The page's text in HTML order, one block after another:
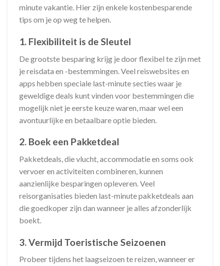
minute vakantie. Hier zijn enkele kostenbesparende
tips om je op weg te helpen.
1. Flexibiliteit is de Sleutel
De grootste besparing krijg je door flexibel te zijn met
je reisdata en -bestemmingen. Veel reiswebsites en
apps hebben speciale last-minute secties waar je
geweldige deals kunt vinden voor bestemmingen die
mogelijk niet je eerste keuze waren, maar wel een
avontuurlijke en betaalbare optie bieden.
2. Boek een Pakketdeal
Pakketdeals, die vlucht, accommodatie en soms ook
vervoer en activiteiten combineren, kunnen
aanzienlijke besparingen opleveren. Veel
reisorganisaties bieden last-minute pakketdeals aan
die goedkoper zijn dan wanneer je alles afzonderlijk
boekt.
3. Vermijd Toeristische Seizoenen
Probeer tijdens het laagseizoen te reizen, wanneer er